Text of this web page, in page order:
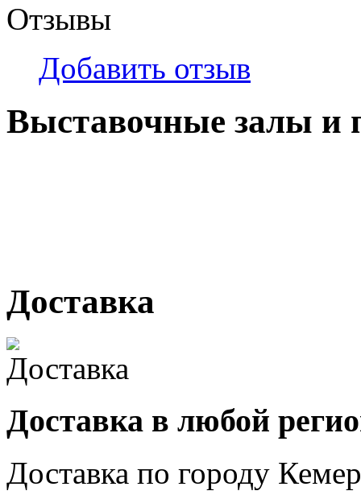
Отзывы
Добавить отзыв
Выставочные залы и
Доставка
Доставка в любой
Доставка по городу